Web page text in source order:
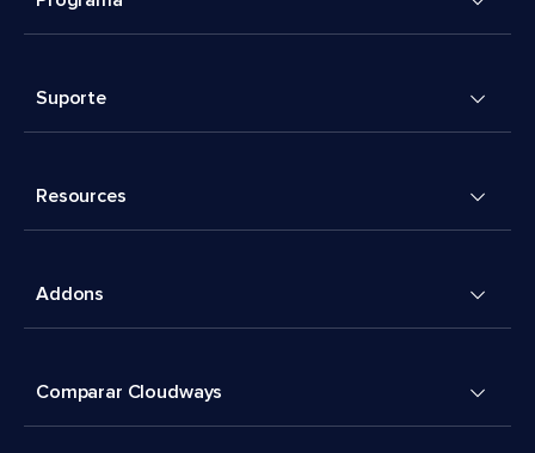
Suporte
Resources
Addons
Comparar Cloudways